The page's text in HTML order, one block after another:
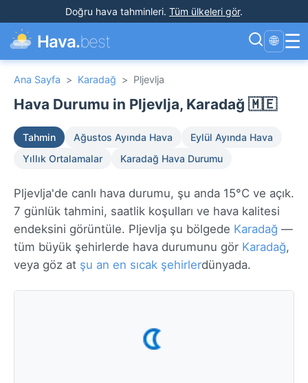
Doğru hava tahminleri. Tüm ülkeleri gör.
Hava.best 🌐 ☰
Ana Sayfa > Karadağ > Pljevlja
Hava Durumu in Pljevlja, Karadağ 🇲🇪
Tahmin Ağustos Ayında Hava
Eylül Ayında Hava
Yıllık Ortalamalar
Karadağ Hava Durumu
Pljevlja'de canlı hava durumu, şu anda 15°C ve açık.
7 günlük tahmini, saatlik koşulları ve hava kalitesi
endeksini görüntüle. Pljevlja şu bölgede Karadağ —
tüm büyük şehirlerde hava durumunu gör Karadağ,
veya göz at şu an en sıcak şehirlerdünyada.